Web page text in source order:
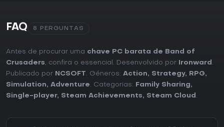
FAQ 8 PERGUNTAS
Antes de procurar uma chave PC barata de Band of
Crusaders, confira o essencial. Desenvolvido por Ironward .
Publicado por NCSOFT. Géneros: Action, Strategy, RPG,
Simulation, Adventure. Categorias: Family Sharing,
Single-player, Steam Achievements, Steam Cloud .